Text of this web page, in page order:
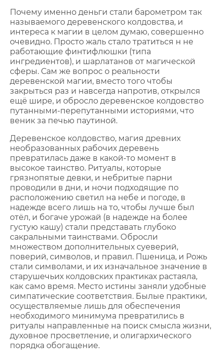
Почему именно деньги стали барометром так
называемого деревенского колдовства, и
интереса к магии в целом думаю, совершенно
очевидно. Просто жаль стало тратиться н не
работающие финтифлюшки (типа
ингредиентов), и шарлатанов от магической
сферы. Сам же вопрос о реальности
деревенской магии, вместо того чтобы
закрыться раз и навсегда напротив, открылся
ещё шире, и обросло деревенское колдовство
путанными-перепутанными историями, что
веник за печью паутиной.
Деревенское колдовство, магия древних
необразованных рабочих деревень
превратилась даже в какой-то момент в
высокое таинство. Ритуалы, которые
грязнопятые девки, и небритые парни
проводили в дни, и ночи подходящие по
расположению светил на небе и погоде, в
надежде всего лишь на то, чтобы лучше был
отёл, и богаче урожай (в надежде на более
густую кашу) стали представать глубоко
сакральными таинствами. Обросли
множеством дополнительных суеверий,
поверий, символов, и правил. Пшеница, и Рожь
стали символами, и их изначальное значение в
старушечьих колдовских практиках растаяла,
как само время. Место истины заняли удобные
симпатические соответствия. Былые практики,
осуществляемые лишь для обеспечения
необходимого минимума превратились в
ритуалы направленные на поиск смысла жизни,
духовное просветление, и олигархического
порядка обогащение.